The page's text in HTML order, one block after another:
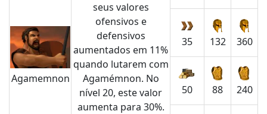
Agamemnon
seus valores
ofensivos e
defensivos
aumentados em 11%
quando lutarem com
Agamémnon. No
nível 20, este valor
aumenta para 30%.
35 132 360
50 88 240